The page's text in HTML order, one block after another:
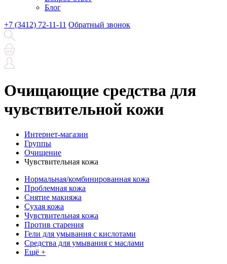
Блог
+7 (3412) 72-11-11 Обратный звонок
Очищающие средства для
чувствительной кожи
Интернет-магазин
Группы
Очищение
Чувствительная кожа
Нормальная/комбинированная кожа
Проблемная кожа
Снятие макияжа
Сухая кожа
Чувствительная кожа
Против старения
Гели для умывания с кислотами
Средства для умывания с маслами
Ещё +